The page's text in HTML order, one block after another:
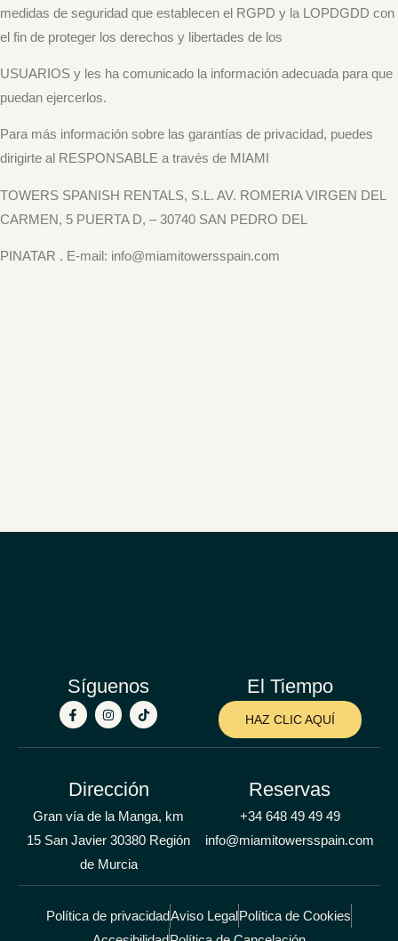
medidas de seguridad que establecen el RGPD y la LOPDGDD con
el fin de proteger los derechos y libertades de los
USUARIOS y les ha comunicado la información adecuada para que
puedan ejercerlos.
Para más información sobre las garantías de privacidad, puedes
dirigirte al RESPONSABLE a través de MIAMI
TOWERS SPANISH RENTALS, S.L. AV. ROMERIA VIRGEN DEL
CARMEN, 5 PUERTA D, – 30740 SAN PEDRO DEL
PINATAR . E-mail: info@miamitowersspain.com
Síguenos El Tiempo
HAZ CLIC AQUÍ
Dirección
Gran vía de la Manga, km
15 San Javier 30380 Región
de Murcia
Reservas
+34 648 49 49 49
info@miamitowersspain.com
Política de privacidadAviso LegalPolítica de Cookies